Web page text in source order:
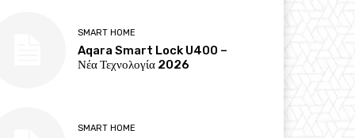
SMART HOME
Aqara Smart Lock U400 –
Νέα Τεχνολογία 2026
SMART HOME